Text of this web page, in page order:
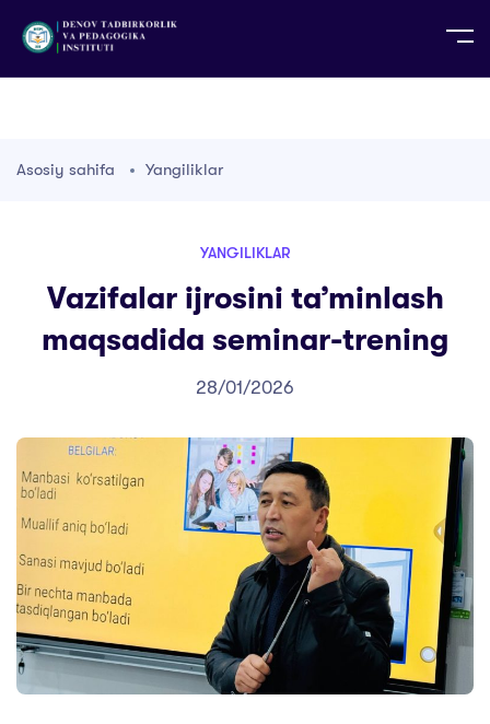
TG TR
Asosiy sahifa Yangiliklar
YANGILIKLAR
Vazifalar ijrosini ta’minlash
maqsadida seminar-trening
28/01/2026